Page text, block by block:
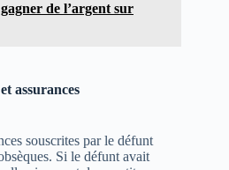
de l’argent sur
assurances
souscrites par le défunt
Si le défunt avait